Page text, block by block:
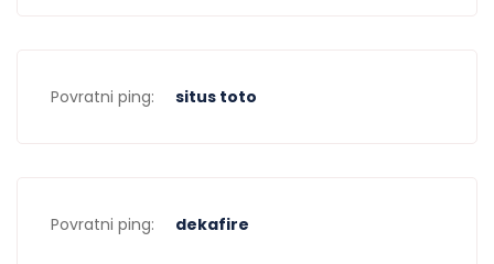
Povratni ping: situs toto
Povratni ping: dekafire